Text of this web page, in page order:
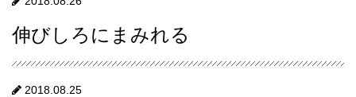
伸びしろにまみれる
2018.08.25